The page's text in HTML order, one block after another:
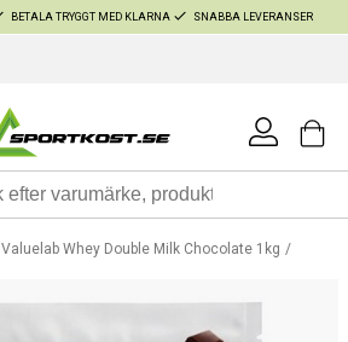
BETALA TRYGGT MED KLARNA SNABBA LEVERANSER
Valuelab Whey Double Milk Chocolate 1kg